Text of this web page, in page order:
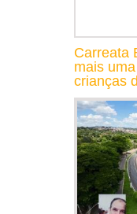
Carreata
mais
crianças